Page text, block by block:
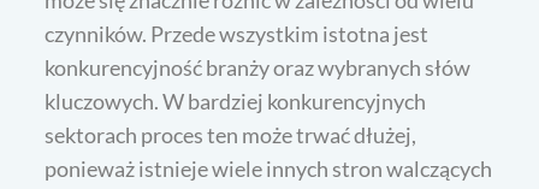
czynników. Przede wszystkim istotna jest
konkurencyjność branży oraz wybranych słów
kluczowych. W bardziej konkurencyjnych
sektorach proces ten może trwać dłużej,
ponieważ istnieje wiele innych stron walczących